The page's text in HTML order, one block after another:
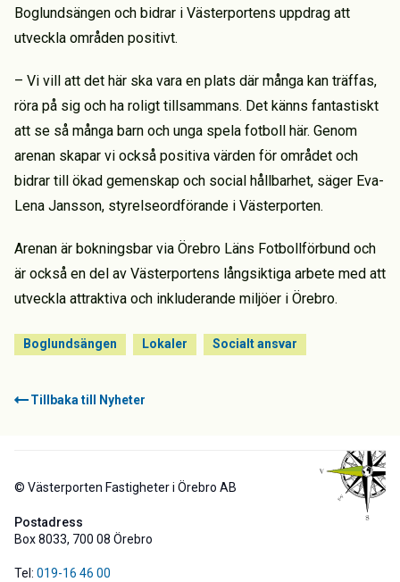
Boglundsängen och bidrar i Västerportens uppdrag att
utveckla områden positivt.
– Vi vill att det här ska vara en plats där många kan träffas,
röra på sig och ha roligt tillsammans. Det känns fantastiskt
att se så många barn och unga spela fotboll här. Genom
arenan skapar vi också positiva värden för området och
bidrar till ökad gemenskap och social hållbarhet, säger Eva-
Lena Jansson, styrelseordförande i Västerporten.
Arenan är bokningsbar via Örebro Läns Fotbollförbund och
är också en del av Västerportens långsiktiga arbete med att
utveckla attraktiva och inkluderande miljöer i Örebro.
Boglundsängen Lokaler Socialt ansvar
Tillbaka till Nyheter
© Västerporten Fastigheter i Örebro AB
Postadress
Box 8033, 700 08 Örebro
Tel: 019-16 46 00